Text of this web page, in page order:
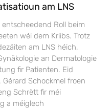
am LNS
entscheedend Roll beim
wéi dem Kriibs. Trotz
am LNS héich,
an Dermatologie
fir Patienten. Eid
Schockmel froen
Schrëtt fir méi
a méiglech